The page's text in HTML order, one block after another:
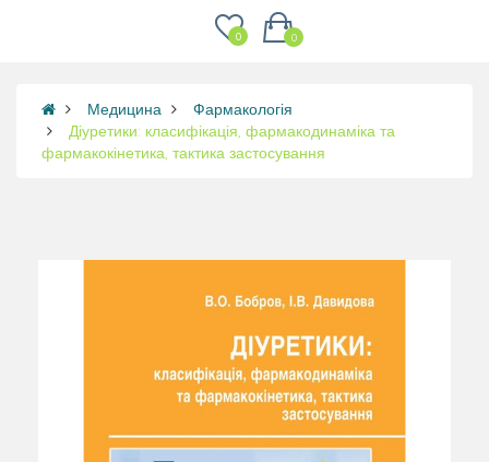
0
0
Медицина
Фармакологія
Діуретики: класифікація, фармакодинаміка та
фармакокінетика, тактика застосування